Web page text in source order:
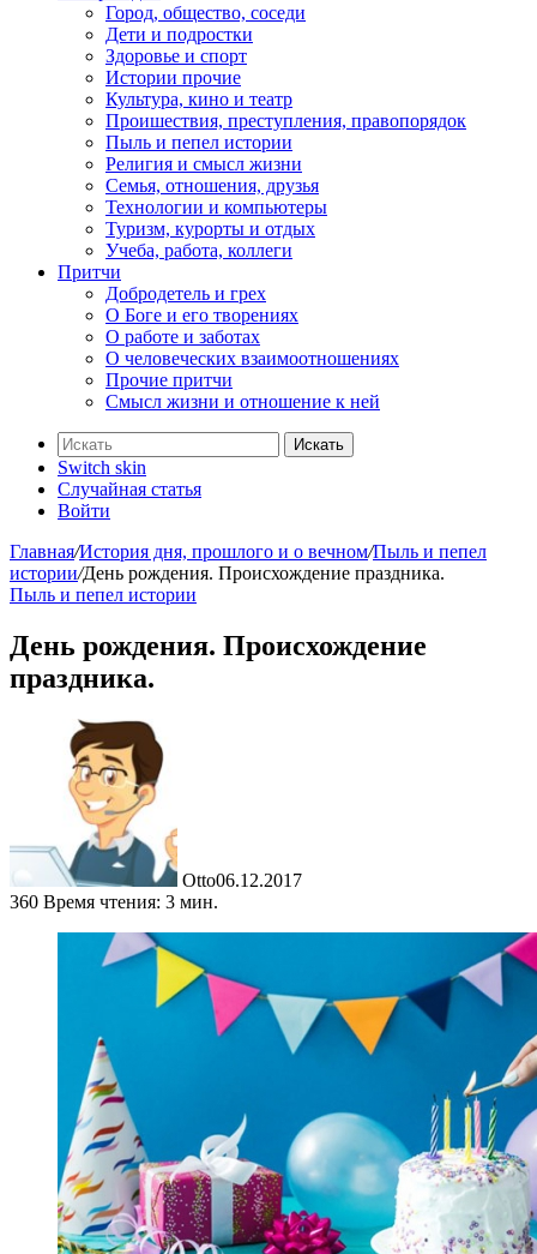
Город, общество, соседи
Дети и подростки
Здоровье и спорт
Истории прочие
Культура, кино и театр
Проишествия, преступления, правопорядок
Пыль и пепел истории
Религия и смысл жизни
Семья, отношения, друзья
Технологии и компьютеры
Туризм, курорты и отдых
Учеба, работа, коллеги
Притчи
Добродетель и грех
О Боге и его творениях
О работе и заботах
О человеческих взаимоотношениях
Прочие притчи
Смысл жизни и отношение к ней
Искать
Switch skin
Случайная статья
Войти
Главная/История дня, прошлого и о вечном/Пыль и пепел
истории/День рождения. Происхождение праздника.
Пыль и пепел истории
День рождения. Происхождение
праздника.
Otto06.12.2017
360 Время чтения: 3 мин.